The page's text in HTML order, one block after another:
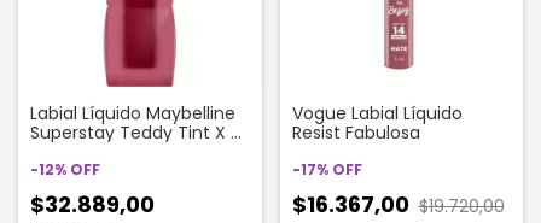
Labial Líquido Maybelline
Superstay Teddy Tint X 5
-12% OFF
$32.889,00
Vogue Labial Líquido
Resist Fabulosa
-17% OFF
$16.367,00 $19.720,00